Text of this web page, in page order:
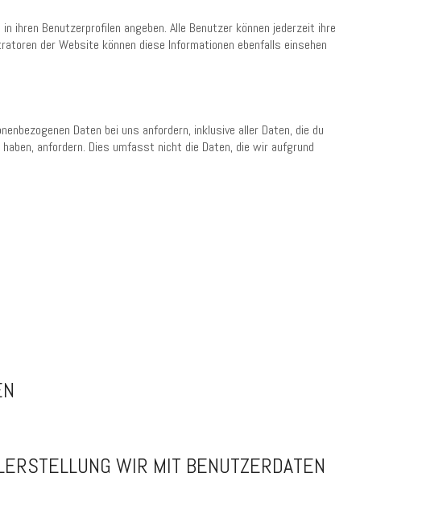
Benutzerprofilen angeben. Alle Benutzer können jederzeit ihre
der Website können diese Informationen ebenfalls einsehen
Daten bei uns anfordern, inklusive aller Daten, die du
anfordern. Dies umfasst nicht die Daten, die wir aufgrund
WIR MIT BENUTZERDATEN